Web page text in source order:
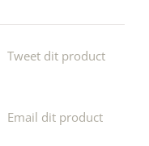
Tweet dit product
Email dit product